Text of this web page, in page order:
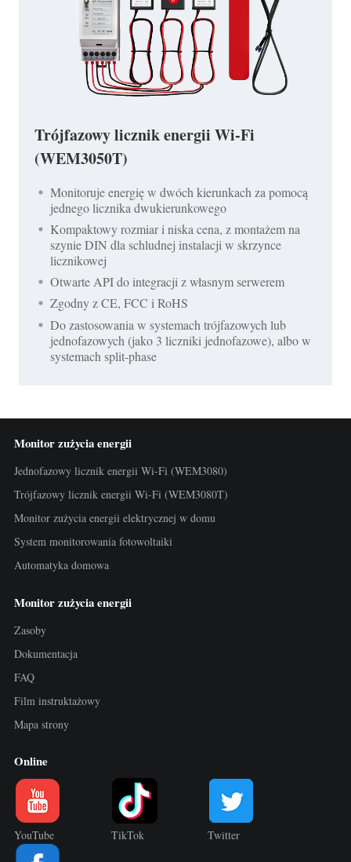
Trójfazowy licznik energii Wi-Fi
(WEM3050T)
Monitoruje energię w dwóch kierunkach za pomocą
jednego licznika dwukierunkowego
Kompaktowy rozmiar i niska cena, z montażem na
szynie DIN dla schludnej instalacji w skrzynce
licznikowej
Otwarte API do integracji z własnym serwerem
Zgodny z CE, FCC i RoHS
Do zastosowania w systemach trójfazowych lub
jednofazowych (jako 3 liczniki jednofazowe), albo w
systemach split-phase
Monitor zużycia energii
Jednofazowy licznik energii Wi-Fi (WEM3080)
Trójfazowy licznik energii Wi-Fi (WEM3080T)
Monitor zużycia energii elektrycznej w domu
System monitorowania fotowoltaiki
Automatyka domowa
Monitor zużycia energii
Zasoby
Dokumentacja
FAQ
Film instruktażowy
Mapa strony
Online
YouTube TikTok Twitter